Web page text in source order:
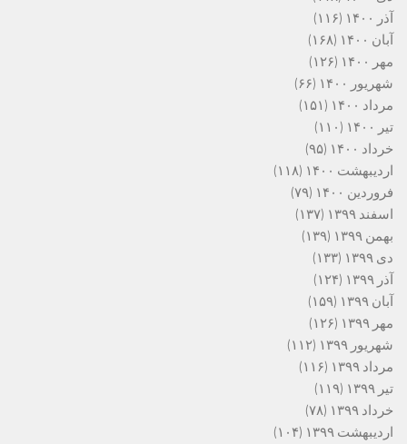
آذر ۱۴۰۰
(۱۱۶)
آبان ۱۴۰۰
(۱۶۸)
مهر ۱۴۰۰
(۱۲۶)
شهریور ۱۴۰۰
(۶۶)
مرداد ۱۴۰۰
(۱۵۱)
تیر ۱۴۰۰
(۱۱۰)
خرداد ۱۴۰۰
(۹۵)
اردیبهشت ۱۴۰۰
(۱۱۸)
فروردین ۱۴۰۰
(۷۹)
اسفند ۱۳۹۹
(۱۳۷)
بهمن ۱۳۹۹
(۱۳۹)
دی ۱۳۹۹
(۱۳۳)
آذر ۱۳۹۹
(۱۲۴)
آبان ۱۳۹۹
(۱۵۹)
مهر ۱۳۹۹
(۱۲۶)
شهریور ۱۳۹۹
(۱۱۲)
مرداد ۱۳۹۹
(۱۱۶)
تیر ۱۳۹۹
(۱۱۹)
خرداد ۱۳۹۹
(۷۸)
اردیبهشت ۱۳۹۹
(۱۰۴)